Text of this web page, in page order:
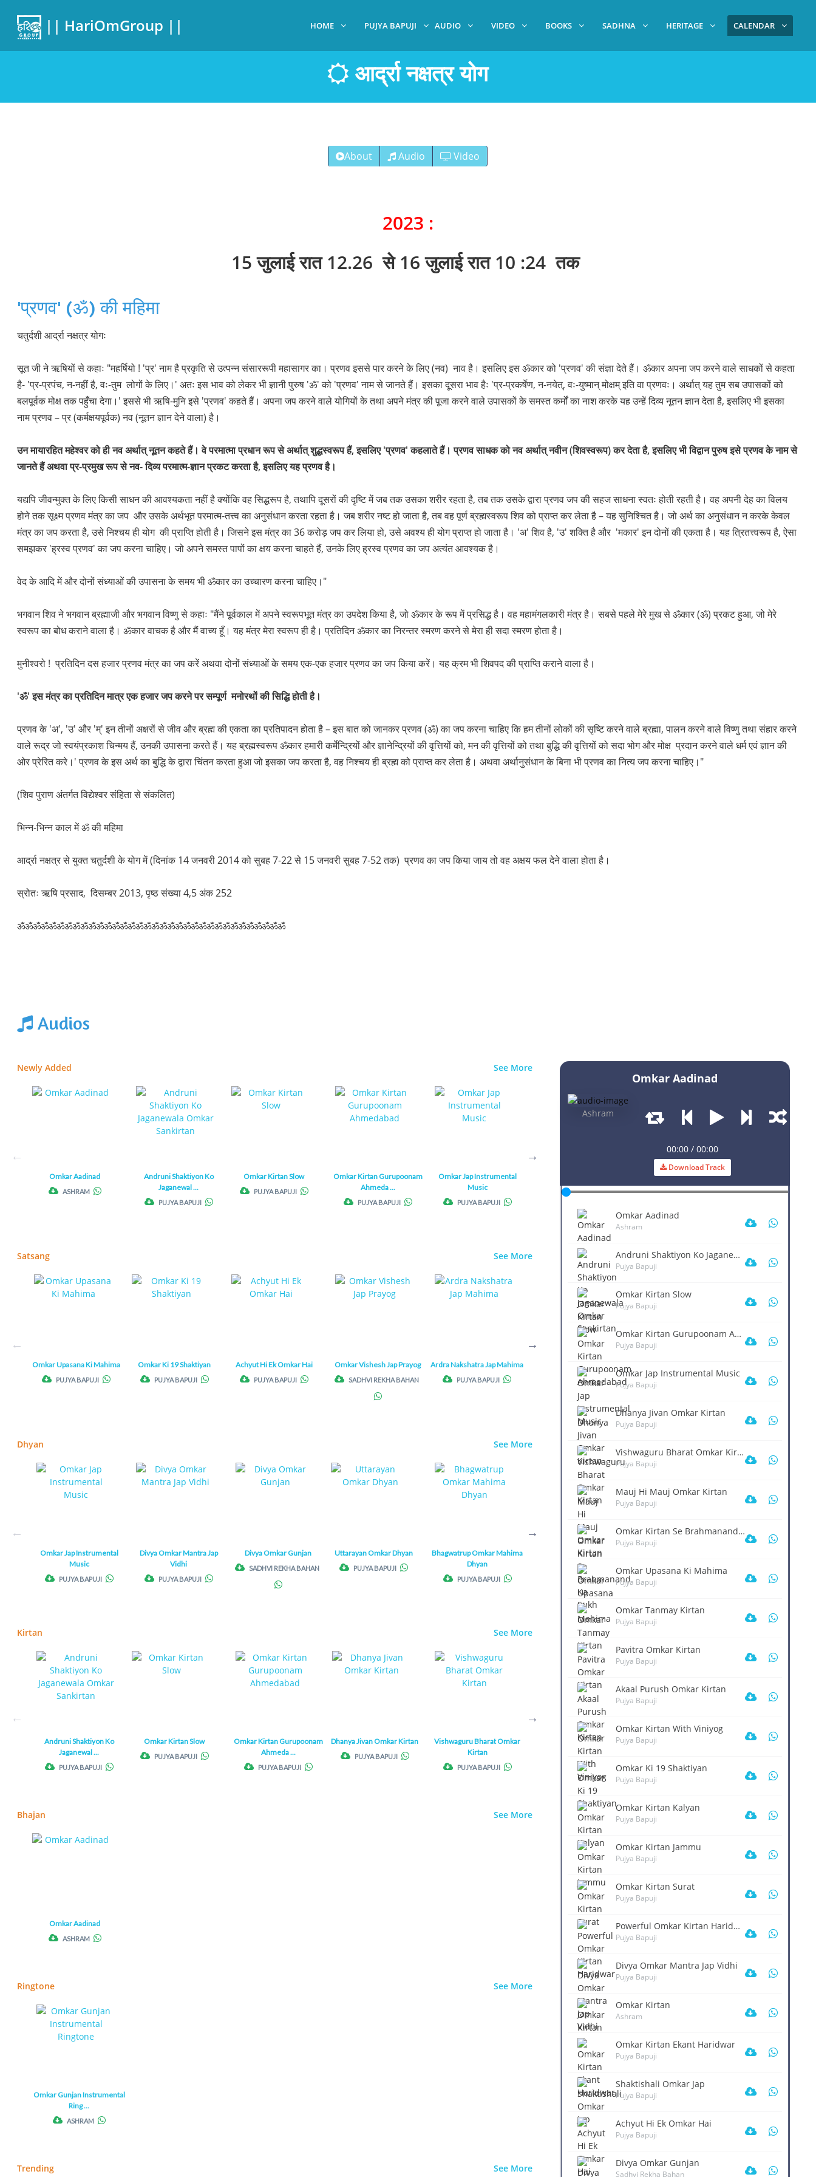
|| HariOmGroup || HOME PUJYA BAPUJI AUDIO VIDEO BOOKS SADHNA HERITAGE CALENDAR
आर्द्रा नक्षत्र योग
About Audio Video
2023 :
15 जुलाई रात 12.26 से 16 जुलाई रात 10 :24 तक
'प्रणव' (ॐ) की महिमा
चतुर्दशी आर्द्रा नक्षत्र योगः
सूत जी ने ऋषियों से कहाः "महर्षियो ! 'प्र' नाम है प्रकृति से उत्पन्न संसाररूपी महासागर का। प्रणव इससे पार करने के लिए (नव) नाव है। इसलिए इस ॐकार को 'प्रणव' की संज्ञा देते हैं। ॐकार अपना जप करने वाले साधकों से कहता
है- 'प्र-प्रपंच, न-नहीं है, वः-तुम लोगों के लिए।' अतः इस भाव को लेकर भी ज्ञानी पुरुष 'ॐ' को 'प्रणव' नाम से जानते हैं। इसका दूसरा भाव हैः 'प्र-प्रकर्षेण, न-नयेत्, वः-युष्मान् मोक्षम् इति वा प्रणवः। अर्थात् यह तुम सब उपासकों को
बलपूर्वक मोक्ष तक पहुँचा देगा।' इससे भी ऋषि-मुनि इसे 'प्रणव' कहते हैं। अपना जप करने वाले योगियों के तथा अपने मंत्र की पूजा करने वाले उपासकों के समस्त कर्मों का नाश करके यह उन्हें दिव्य नूतन ज्ञान देता है, इसलिए भी इसका
नाम प्रणव – प्र (कर्मक्षयपूर्वक) नव (नूतन ज्ञान देने वाला) है।
उन मायारहित महेश्वर को ही नव अर्थात् नूतन कहते हैं। वे परमात्मा प्रधान रूप से अर्थात् शुद्धस्वरूप हैं, इसलिए 'प्रणव' कहलाते हैं। प्रणव साधक को नव अर्थात् नवीन (शिवस्वरूप) कर देता है, इसलिए भी विद्वान पुरुष इसे प्रणव के नाम से
जानते हैं अथवा प्र-प्रमुख रूप से नव- दिव्य परमात्म-ज्ञान प्रकट करता है, इसलिए यह प्रणव है।
यद्यपि जीवन्मुक्त के लिए किसी साधन की आवश्यकता नहीं है क्योंकि वह सिद्धरूप है, तथापि दूसरों की दृष्टि में जब तक उसका शरीर रहता है, तब तक उसके द्वारा प्रणव जप की सहज साधना स्वतः होती रहती है। वह अपनी देह का विलय
होने तक सूक्ष्म प्रणव मंत्र का जप और उसके अर्थभूत परमात्म-तत्त्व का अनुसंधान करता रहता है। जब शरीर नष्ट हो जाता है, तब वह पूर्ण ब्रह्मस्वरूप शिव को प्राप्त कर लेता है – यह सुनिश्चित है। जो अर्थ का अनुसंधान न करके केवल
मंत्र का जप करता है, उसे निश्चय ही योग की प्राप्ति होती है। जिसने इस मंत्र का 36 करोड़ जप कर लिया हो, उसे अवश्य ही योग प्राप्त हो जाता है। 'अ' शिव है, 'उ' शक्ति है और 'मकार' इन दोनों की एकता है। यह त्रितत्त्वरूप है, ऐसा
समझकर 'ह्रस्व प्रणव' का जप करना चाहिए। जो अपने समस्त पापों का क्षय करना चाहते हैं, उनके लिए ह्रस्व प्रणव का जप अत्यंत आवश्यक है।
वेद के आदि में और दोनों संध्याओं की उपासना के समय भी ॐकार का उच्चारण करना चाहिए।"
भगवान शिव ने भगवान ब्रह्माजी और भगवान विष्णु से कहाः "मैंने पूर्वकाल में अपने स्वरूपभूत मंत्र का उपदेश किया है, जो ॐकार के रूप में प्रसिद्ध है। वह महामंगलकारी मंत्र है। सबसे पहले मेरे मुख से ॐकार (ॐ) प्रकट हुआ, जो मेरे
स्वरूप का बोध कराने वाला है। ॐकार वाचक है और मैं वाच्य हूँ। यह मंत्र मेरा स्वरूप ही है। प्रतिदिन ॐकार का निरन्तर स्मरण करने से मेरा ही सदा स्मरण होता है।
मुनीश्वरो ! प्रतिदिन दस हजार प्रणव मंत्र का जप करें अथवा दोनों संध्याओं के समय एक-एक हजार प्रणव का जप किया करें। यह क्रम भी शिवपद की प्राप्ति कराने वाला है।
'ॐ' इस मंत्र का प्रतिदिन मात्र एक हजार जप करने पर सम्पूर्ण मनोरथों की सिद्धि होती है।
प्रणव के 'अ', 'उ' और 'म्' इन तीनों अक्षरों से जीव और ब्रह्म की एकता का प्रतिपादन होता है – इस बात को जानकर प्रणव (ॐ) का जप करना चाहिए कि हम तीनों लोकों की सृष्टि करने वाले ब्रह्मा, पालन करने वाले विष्णु तथा संहार करने
वाले रूद्र जो स्वयंप्रकाश चिन्मय हैं, उनकी उपासना करते हैं। यह ब्रह्मस्वरूप ॐकार हमारी कर्मेन्द्रियों और ज्ञानेन्द्रियों की वृत्तियों को, मन की वृत्तियों को तथा बुद्धि की वृत्तियों को सदा भोग और मोक्ष प्रदान करने वाले धर्म एवं ज्ञान की
ओर प्रेरित करे।' प्रणव के इस अर्थ का बुद्धि के द्वारा चिंतन करता हुआ जो इसका जप करता है, वह निश्चय ही ब्रह्म को प्राप्त कर लेता है। अथवा अर्थानुसंधान के बिना भी प्रणव का नित्य जप करना चाहिए।"
(शिव पुराण अंतर्गत विद्येश्वर संहिता से संकलित)
भिन्न-भिन्न काल में ॐ की महिमा
आर्द्रा नक्षत्र से युक्त चतुर्दशी के योग में (दिनांक 14 जनवरी 2014 को सुबह 7-22 से 15 जनवरी सुबह 7-52 तक) प्रणव का जप किया जाय तो वह अक्षय फल देने वाला होता है।
स्रोतः ऋषि प्रसाद, दिसम्बर 2013, पृष्ठ संख्या 4,5 अंक 252
ॐॐॐॐॐॐॐॐॐॐॐॐॐॐॐॐॐॐॐॐॐॐॐॐॐॐॐॐॐॐॐॐॐॐ
Audios
Newly Added See More
Omkar Aadinad
ASHRAM
Andruni Shaktiyon Ko
Jaganewal ...
PUJYA BAPUJI
Omkar Kirtan Slow
PUJYA BAPUJI
Omkar Kirtan Gurupoonam
Ahmeda ...
PUJYA BAPUJI
Omkar Jap Instrumental
Music
PUJYA BAPUJI
PUJYA BAPUJI
Vishwaguru Bharat Omkar
Kirtan
Mauj Hi Mauj Omkar
PUJYA BAPUJI
Satsang See More
Omkar Upasana Ki Mahima
PUJYA BAPUJI
Omkar Ki 19 Shaktiyan
PUJYA BAPUJI
Achyut Hi Ek Omkar Hai
PUJYA BAPUJI
Omkar Vishesh Jap Prayog
SADHVI REKHA BAHAN
Ardra Nakshatra Jap Mahima
PUJYA BAPUJI
Dhyan See More
Omkar Jap Instrumental
Music
PUJYA BAPUJI
Divya Omkar Mantra Jap
Vidhi
PUJYA BAPUJI
Divya Omkar Gunjan
SADHVI REKHA BAHAN
Uttarayan Omkar Dhyan
PUJYA BAPUJI
Bhagwatrup Omkar Mahima
Dhyan
PUJYA BAPUJI
Divya Omkar Gunjan Dhyan
PUJYA BAPUJI
PUJYA BAPUJI
Kirtan See More
Andruni Shaktiyon Ko
Jaganewal ...
PUJYA BAPUJI
Omkar Kirtan Slow
PUJYA BAPUJI
Omkar Kirtan Gurupoonam
Ahmeda ...
PUJYA BAPUJI
Dhanya Jivan Omkar Kirtan
PUJYA BAPUJI
Vishwaguru Bharat Omkar
Kirtan
PUJYA BAPUJI
Mauj Hi Mauj Omkar Kirtan
PUJYA BAPUJI
Omkar Kirtan Se
PUJYA BAPUJI
Omkar Tanmay Kirtan
Bhajan See More
Omkar Aadinad
ASHRAM
Ringtone See More
Omkar Gunjan Instrumental
Ring ...
ASHRAM
Trending See More
Omkar Aadinad
Ashram
00:00 / 00:00
Download Track
Omkar Aadinad
Ashram
Andruni Shaktiyon Ko Jaganewala Omkar Sankirtan
Pujya Bapuji
Omkar Kirtan Slow
Pujya Bapuji
Omkar Kirtan Gurupoonam Ahmedabad
Pujya Bapuji
Omkar Jap Instrumental Music
Pujya Bapuji
Dhanya Jivan Omkar Kirtan
Pujya Bapuji
Vishwaguru Bharat Omkar Kirtan
Pujya Bapuji
Mauj Hi Mauj Omkar Kirtan
Pujya Bapuji
Omkar Kirtan Se Brahmanand Ka Sukh
Pujya Bapuji
Omkar Upasana Ki Mahima
Pujya Bapuji
Omkar Tanmay Kirtan
Pujya Bapuji
Pavitra Omkar Kirtan
Pujya Bapuji
Akaal Purush Omkar Kirtan
Pujya Bapuji
Omkar Kirtan With Viniyog
Pujya Bapuji
Omkar Ki 19 Shaktiyan
Pujya Bapuji
Omkar Kirtan Kalyan
Pujya Bapuji
Omkar Kirtan Jammu
Pujya Bapuji
Omkar Kirtan Surat
Pujya Bapuji
Powerful Omkar Kirtan Haridwar
Pujya Bapuji
Divya Omkar Mantra Jap Vidhi
Pujya Bapuji
Omkar Kirtan
Ashram
Omkar Kirtan Ekant Haridwar
Pujya Bapuji
Shaktishali Omkar Jap
Pujya Bapuji
Achyut Hi Ek Omkar Hai
Pujya Bapuji
Divya Omkar Gunjan
Sadhvi Rekha Bahan